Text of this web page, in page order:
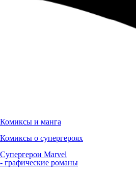
Комиксы и манга
Комиксы о супергероях
Супергерои Marvel
- графические романы